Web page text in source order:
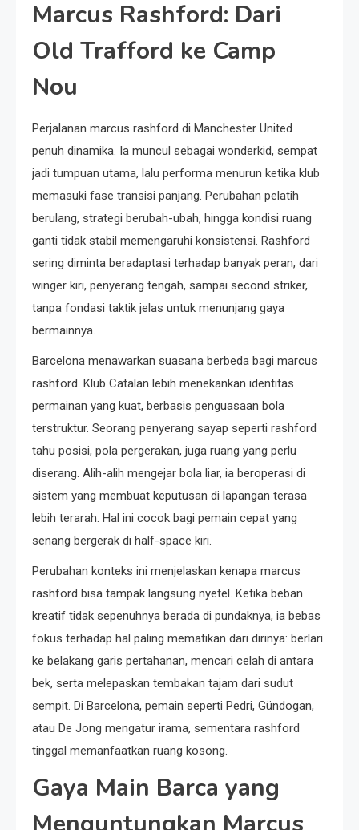
Marcus Rashford: Dari
Old Trafford ke Camp
Nou
Perjalanan marcus rashford di Manchester United
penuh dinamika. Ia muncul sebagai wonderkid, sempat
jadi tumpuan utama, lalu performa menurun ketika klub
memasuki fase transisi panjang. Perubahan pelatih
berulang, strategi berubah-ubah, hingga kondisi ruang
ganti tidak stabil memengaruhi konsistensi. Rashford
sering diminta beradaptasi terhadap banyak peran, dari
winger kiri, penyerang tengah, sampai second striker,
tanpa fondasi taktik jelas untuk menunjang gaya
bermainnya.
Barcelona menawarkan suasana berbeda bagi marcus
rashford. Klub Catalan lebih menekankan identitas
permainan yang kuat, berbasis penguasaan bola
terstruktur. Seorang penyerang sayap seperti rashford
tahu posisi, pola pergerakan, juga ruang yang perlu
diserang. Alih-alih mengejar bola liar, ia beroperasi di
sistem yang membuat keputusan di lapangan terasa
lebih terarah. Hal ini cocok bagi pemain cepat yang
senang bergerak di half-space kiri.
Perubahan konteks ini menjelaskan kenapa marcus
rashford bisa tampak langsung nyetel. Ketika beban
kreatif tidak sepenuhnya berada di pundaknya, ia bebas
fokus terhadap hal paling mematikan dari dirinya: berlari
ke belakang garis pertahanan, mencari celah di antara
bek, serta melepaskan tembakan tajam dari sudut
sempit. Di Barcelona, pemain seperti Pedri, Gündogan,
atau De Jong mengatur irama, sementara rashford
tinggal memanfaatkan ruang kosong.
Gaya Main Barca yang